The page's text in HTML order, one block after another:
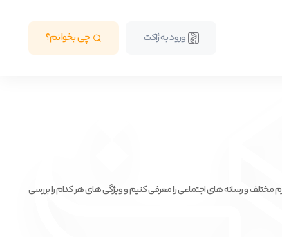
ورود به ژاکت چی بخوانم؟
و رسانه های اجتماعی را معرفی کنیم و ویژگی های هر کدام را بررسی